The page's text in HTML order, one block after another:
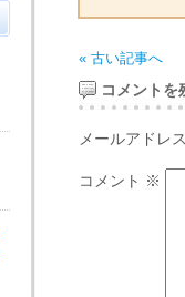
« 古い記事へ
コメントを
メールアドレ
コメント ※